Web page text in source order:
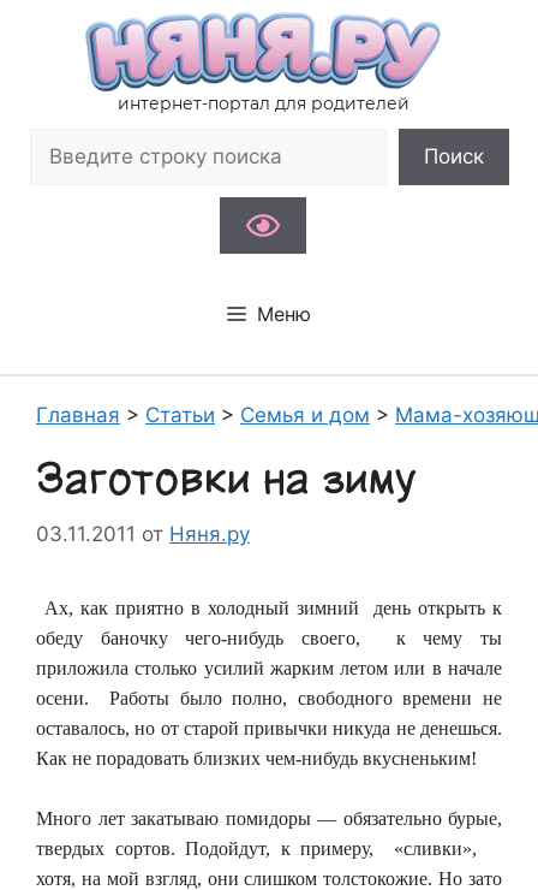
содержимому
интернет-портал для родителей
Поиск
Меню
Главная > Статьи > Семья и дом > Мама-
Заготовки на зиму
03.11.2011 от Няня.ру
Ах, как приятно в холодный зимний день открыть к
обеду баночку чего-нибудь своего, к чему ты
приложила столько усилий жарким летом или в начале
осени. Работы было полно, свободного времени не
оставалось, но от старой привычки никуда не денешься.
Как не порадовать близких чем-нибудь вкусненьким!
Много лет закатываю помидоры — обязательно бурые,
твердых сортов. Подойдут, к примеру, «сливки»,
хотя, на мой взгляд, они слишком толстокожие. Но зато